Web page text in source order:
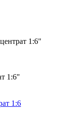
1:6"
1:6"